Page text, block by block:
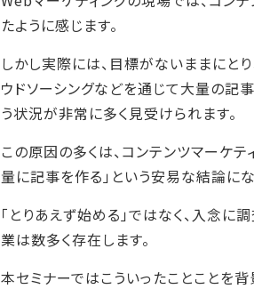
たように感じます。
しかし実際には、目標がないままにと
ウドソーシングなどを通じて大量の記
う状況が非常に多く見受けられます。
この原因の多くは、コンテンツマーケ
量に記事を作る」という安易な結論に
「とりあえず始める」ではなく、入念
業は数多く存在します。
本セミナーではこういったことことを